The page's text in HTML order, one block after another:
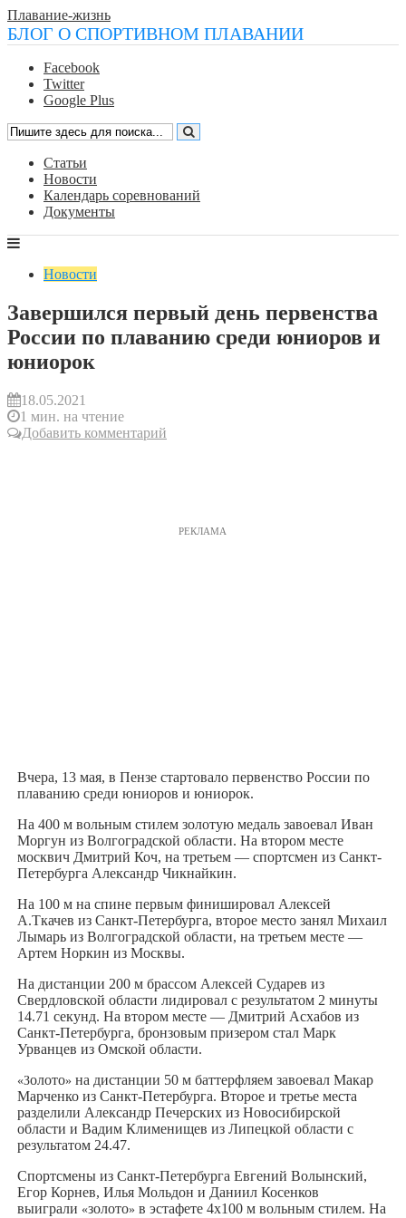
Плавание-жизнь
БЛОГ О СПОРТИВНОМ ПЛАВАНИИ
Facebook
Twitter
Google Plus
Статьи
Новости
Календарь соревнований
Документы
Новости
Завершился первый день первенства
России по плаванию среди юниоров и
юниорок
18.05.2021
1 мин. на чтение
Добавить комментарий
РЕКЛАМА
Вчера, 13 мая, в Пензе стартовало первенство России по
плаванию среди юниоров и юниорок.
На 400 м вольным стилем золотую медаль завоевал Иван
Моргун из Волгоградской области. На втором месте
москвич Дмитрий Коч, на третьем — спортсмен из Санкт-
Петербурга Александр Чикнайкин.
На 100 м на спине первым финишировал Алексей
А.Ткачев из Санкт-Петербурга, второе место занял Михаил
Лымарь из Волгоградской области, на третьем месте —
Артем Норкин из Москвы.
На дистанции 200 м брассом Алексей Сударев из
Свердловской области лидировал с результатом 2 минуты
14.71 секунд. На втором месте — Дмитрий Асхабов из
Санкт-Петербурга, бронзовым призером стал Марк
Урванцев из Омской области.
«Золото» на дистанции 50 м баттерфляем завоевал Макар
Марченко из Санкт-Петербурга. Второе и третье места
разделили Александр Печерских из Новосибирской
области и Вадим Клименищев из Липецкой области с
результатом 24.47.
Спортсмены из Санкт-Петербурга Евгений Волынский,
Егор Корнев, Илья Мольдон и Даниил Косенков
выиграли «золото» в эстафете 4х100 м вольным стилем. На